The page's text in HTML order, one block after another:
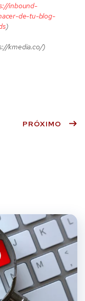
inbound-
de-tu-blog-
)
kmedia.co/)
PRÓXIMO